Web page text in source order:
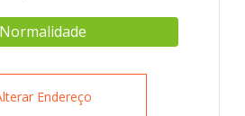
Normalidade
Endereço